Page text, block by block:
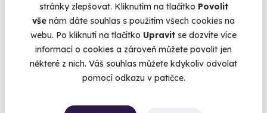
stránky zlepšovat. Kliknutím na tlačítko Povolit
vše nám dáte souhlas s použitím všech cookies na
webu. Po kliknutí na tlačítko Upravit se dozvíte více
informací o cookies a zároveň můžete povolit jen
některé z nich. Váš souhlas můžete kdykoliv odvolat
pomocí odkazu v patičce.
Dárky pro muže
Dárky pro ženy
Dárky pro dva
Skupinové zážitky
Nejprodávanější dárky pro muže